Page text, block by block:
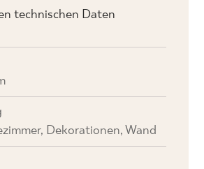
technischen Daten
Dekorationen, Wand